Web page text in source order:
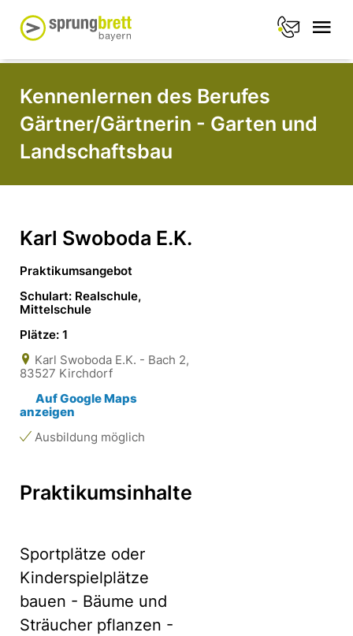
Kennenlernen des Berufes
Gärtner/Gärtnerin - Garten und
Landschaftsbau
Karl Swoboda E.K.
Praktikumsangebot
Schulart: Realschule,
Mittelschule
Plätze: 1
Karl Swoboda E.K. - Bach 2,
83527 Kirchdorf
Auf Google Maps
anzeigen
Ausbildung möglich
Praktikumsinhalte
Sportplätze oder
Kinderspielplätze
bauen - Bäume und
Sträucher pflanzen -